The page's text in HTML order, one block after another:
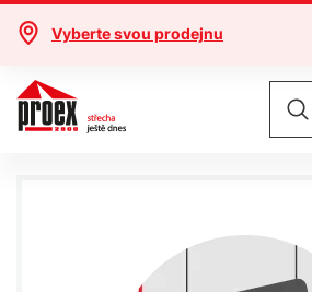
Vyberte svou prodejnu